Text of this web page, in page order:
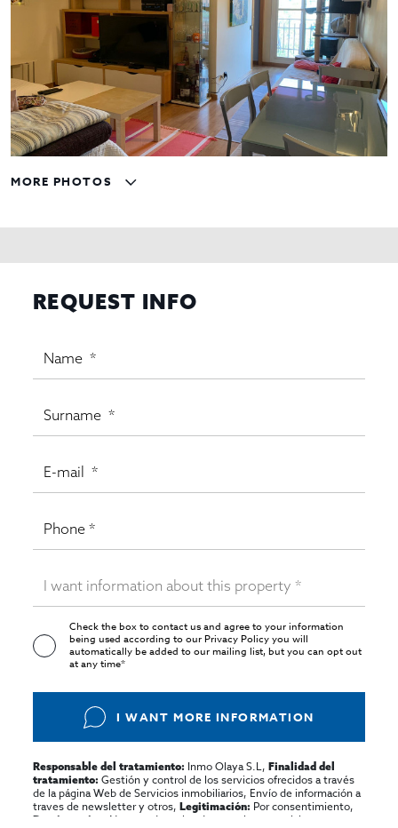
MORE PHOTOS
REQUEST INFO
Check the box to contact us and agree to your information
being used according to ourPrivacy Policyyou will
automatically be added to our mailing list, but you can opt out
at any time*
I WANT MORE INFORMATION
Responsable del tratamiento: Inmo Olaya S.L,Finalidad del
tratamiento: Gestión y control de los servicios ofrecidos a través
de la página Web de Servicios inmobiliarios, Envío de información a
traves de newsletter y otros,Legitimación: Por consentimiento,
Destinatarios:
No se cederan los datos, salvo para elaborar